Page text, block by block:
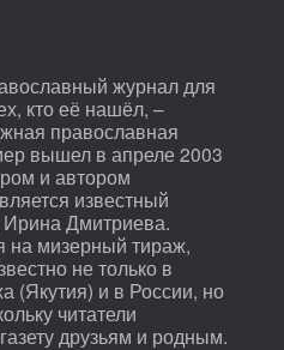
журнал для
кто её нашёл, –
православная
вышел в апреле 2003
и автором
известный
Ирина Дмитриева.
на мизерный тираж,
не только в
(Якутия) и в России, но
читатели
друзьям и родным.